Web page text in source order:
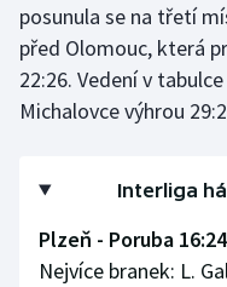
Lezení
Lyže a snowboard
Motorsport
Olympijské hry
posunula se na třetí
před Olomouc, která
22:26. Vedení v
Michalovce výhrou
Interliga
Plzeň - Poruba
Nejvíce branek: L.